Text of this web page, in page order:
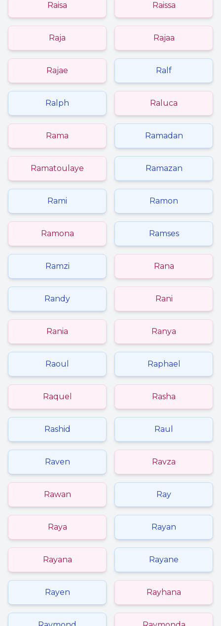
Raisa Raissa
Raja Rajaa
Rajae Ralf
Ralph Raluca
Rama Ramadan
Ramatoulaye Ramazan
Rami Ramon
Ramona Ramses
Ramzi Rana
Randy Rani
Rania Ranya
Raoul Raphael
Raquel Rasha
Rashid Raul
Raven Ravza
Rawan Ray
Raya Rayan
Rayana Rayane
Rayen Rayhana